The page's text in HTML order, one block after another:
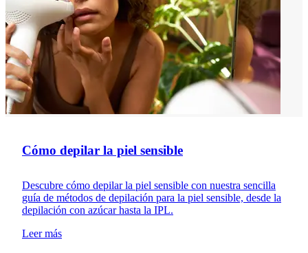
Cómo depilar la piel sensible
Descubre cómo depilar la piel sensible con nuestra sencilla
guía de métodos de depilación para la piel sensible, desde la
depilación con azúcar hasta la IPL.
Leer más